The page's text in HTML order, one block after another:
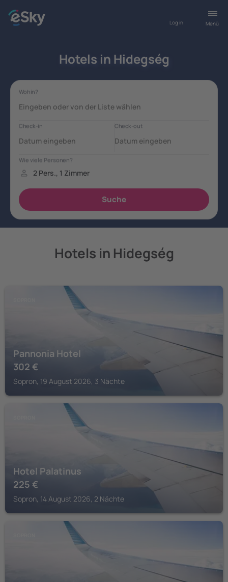
Menü
Log in
Hotels in Hidegség
Hotels in Hidegség
Pannonia Hotel
302 €
Sopron, 19 August 2026, 3 Nächte
Hotel Palatinus
225 €
Sopron, 14 August 2026, 2 Nächte